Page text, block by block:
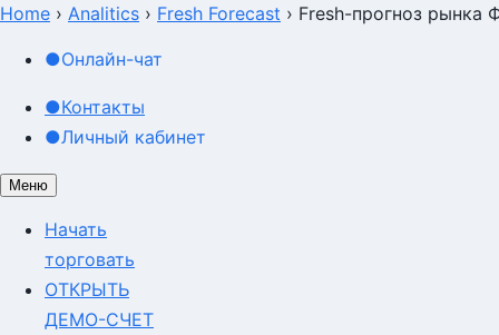
Home › Analitics › Fresh Forecast › Fresh-прогноз рынка
●Онлайн-чат
●Контакты
●Личный кабинет
Меню
Начать
торговать
ОТКРЫТЬ
ДЕМО-СЧЕТ